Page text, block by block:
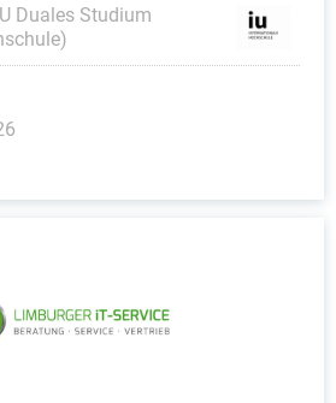
Duales Studium